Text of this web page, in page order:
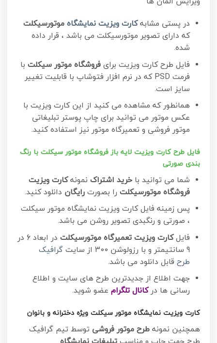
در پستی مشابهکارت ویزیت نمایشگاه موتورسیکلت
که دارای تصویر موتورسیکلت می باشد ، قرار داده
شده.
فایل طرح کارت ویزیت برای فروشگاه موتور سیکلت با
فرمت PSD که در نرم افزار فتوشاپ با قابلیت تغییر
سایز است.
همانطور که مشاهده می کنید از این کارت ویزیت با
عکس موتور می توانید برای چاپ پوستر تبلیغاتی
موتور فروشی و تعمیرگاه موتور نیز استفاده کنید.
فایل طرح کارت ویزیت لایه باز فروشگاه موتور سیکلت با رنگ
بندی صورتی
شما می توانید با خرید اشتراکنمونهکارت ویزیت
فروشگاه موتورسیکلترا بصورت رایگان دانلود کنید.
پس زمینه فایل کارت ویزیت نمایشگاه موتور سیکلت
، صورتی و رنگبدی تصویر روشن می باشد.
فایلکارت ویزیت تعمیرگاه موتورسیکلت
در ابعاد 6 در
9 سانتیمتر و با رزولوشن 300 از سایت
گرافیک
طرحقابل دانلود می باشد.
جهت اطلاع از جدیدترین طرح های سایت و اطلاع
رسانی ها درکانال تلگرامعضو شوید.
کارت ویزیت نمایشگاه موتور سیکلت ویژه دخترانه و بانوان
همچنین نمونه طرح موتور فروشی توسط تیم گرافیک